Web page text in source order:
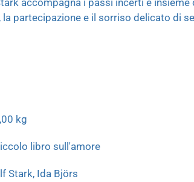
accompagna i passi incerti e insieme
la partecipazione e il sorriso delicato di
kg
libro sull'amore
Stark, Ida Björs